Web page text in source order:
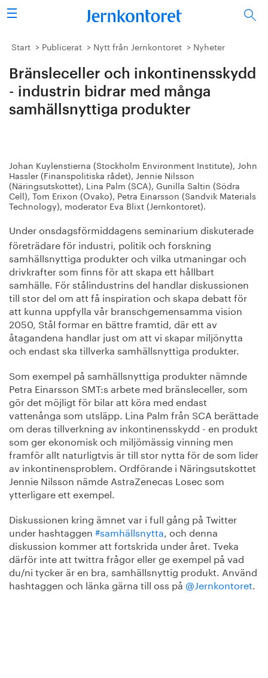
Sök
Stålindustrin
Vision 2050
Forskning/utbildning
Vi tycker
Publicerat
Bildbank
Om oss
Start Publicerat Nytt från Jernkontoret Nyheter
Bränsleceller och inkontinensskydd
- industrin bidrar med många
samhällsnyttiga produkter
Johan Kuylenstierna (Stockholm Environment Institute), John
Hassler (Finanspolitiska rådet), Jennie Nilsson
(Näringsutskottet), Lina Palm (SCA), Gunilla Saltin (Södra
Cell), Tom Erixon (Ovako), Petra Einarsson (Sandvik Materials
Technology), moderator Eva Blixt (Jernkontoret).
Under onsdagsförmiddagens seminarium diskuterade
företrädare för industri, politik och forskning
samhällsnyttiga produkter och vilka utmaningar och
drivkrafter som finns för att skapa ett hållbart
samhälle. För stålindustrins del handlar diskussionen
till stor del om att få inspiration och skapa debatt för
att kunna uppfylla vår branschgemensamma vision
2050, Stål formar en bättre framtid, där ett av
åtagandena handlar just om att vi skapar miljönytta
och endast ska tillverka samhällsnyttiga produkter.
Som exempel på samhällsnyttiga produkter nämnde
Petra Einarsson SMT:s arbete med bränsleceller, som
gör det möjligt för bilar att köra med endast
vattenånga som utsläpp. Lina Palm från SCA berättade
om deras tillverkning av inkontinensskydd - en produkt
som ger ekonomisk och miljömässig vinning men
framför allt naturligtvis är till stor nytta för de som lider
av inkontinensproblem. Ordförande i Näringsutskottet
Jennie Nilsson nämde AstraZenecas Losec som
ytterligare ett exempel.
Diskussionen kring ämnet var i full gång på Twitter
under hashtaggen #samhällsnytta, och denna
diskussion kommer att fortskrida under året. Tveka
därför inte att twittra frågor eller ge exempel på vad
du/ni tycker är en bra, samhällsnyttig produkt. Använd
hashtaggen och länka gärna till oss på @Jernkontoret.